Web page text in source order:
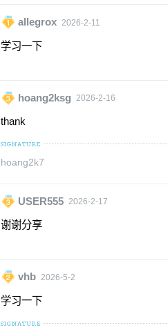
allegrox 2026-2-11
学习一下
hoang2ksg 2026-2-16
thank
hoang2k7
USER555 2026-2-17
谢谢分享
vhb 2026-5-2
学习一下